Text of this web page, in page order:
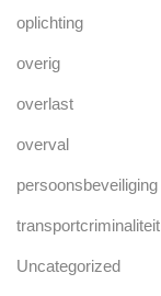
oplichting
overig
overlast
overval
persoonsbeveiliging
transportcriminaliteit
Uncategorized